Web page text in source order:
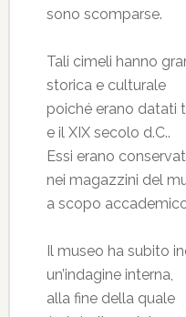
sono scomparse.
Tali cimeli hanno
storica e culturale
poiché erano datati
e il XIX secolo d.C..
Essi erano
nei magazzini del
a scopo
Il museo ha subito
un’indagine interna,
alla fine della quale